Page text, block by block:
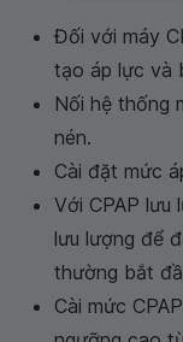
Đối với máy
tạo áp lực và
Nối hệ thống
nén.
Cài đặt mức
Với CPAP lưu
lưu lượng để
thường bắt
Cài mức